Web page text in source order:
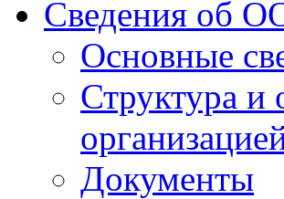
Сведения об
Основные
Структура и
Документы